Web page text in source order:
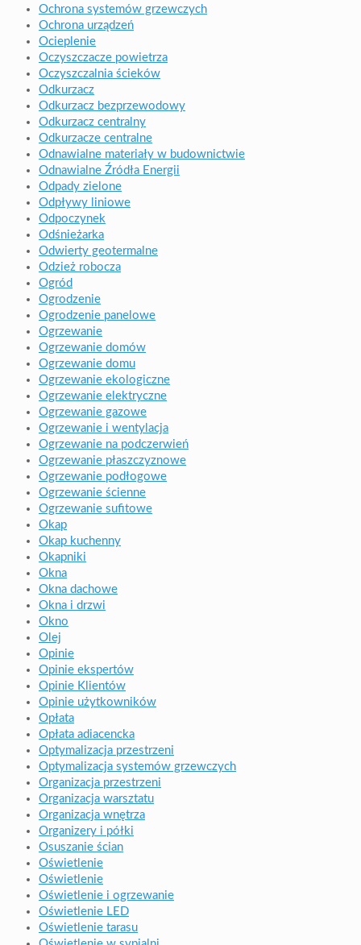
Ochrona systemów grzewczych
Ochrona urządzeń
Ocieplenie
Oczyszczacze powietrza
Oczyszczalnia ścieków
Odkurzacz
Odkurzacz bezprzewodowy
Odkurzacz centralny
Odkurzacze centralne
Odnawialne materiały w budownictwie
Odnawialne Źródła Energii
Odpady zielone
Odpływy liniowe
Odpoczynek
Odśnieżarka
Odwierty geotermalne
Odzież robocza
Ogród
Ogrodzenie
Ogrodzenie panelowe
Ogrzewanie
Ogrzewanie domów
Ogrzewanie domu
Ogrzewanie ekologiczne
Ogrzewanie elektryczne
Ogrzewanie gazowe
Ogrzewanie i wentylacja
Ogrzewanie na podczerwień
Ogrzewanie płaszczyznowe
Ogrzewanie podłogowe
Ogrzewanie ścienne
Ogrzewanie sufitowe
Okap
Okap kuchenny
Okapniki
Okna
Okna dachowe
Okna i drzwi
Okno
Olej
Opinie
Opinie ekspertów
Opinie Klientów
Opinie użytkowników
Opłata
Opłata adiacencka
Optymalizacja przestrzeni
Optymalizacja systemów grzewczych
Organizacja przestrzeni
Organizacja warsztatu
Organizacja wnętrza
Organizery i półki
Osuszanie ścian
Oświetlenie
Oświetlenie
Oświetlenie i ogrzewanie
Oświetlenie LED
Oświetlenie tarasu